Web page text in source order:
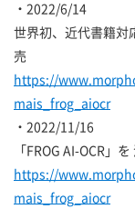
・2022/6/14
世界初、近代書籍対
売
https://
mais_frog_aiocr
・2022/11/16
「FROG AI-OCR」
https://
mais_frog_aiocr